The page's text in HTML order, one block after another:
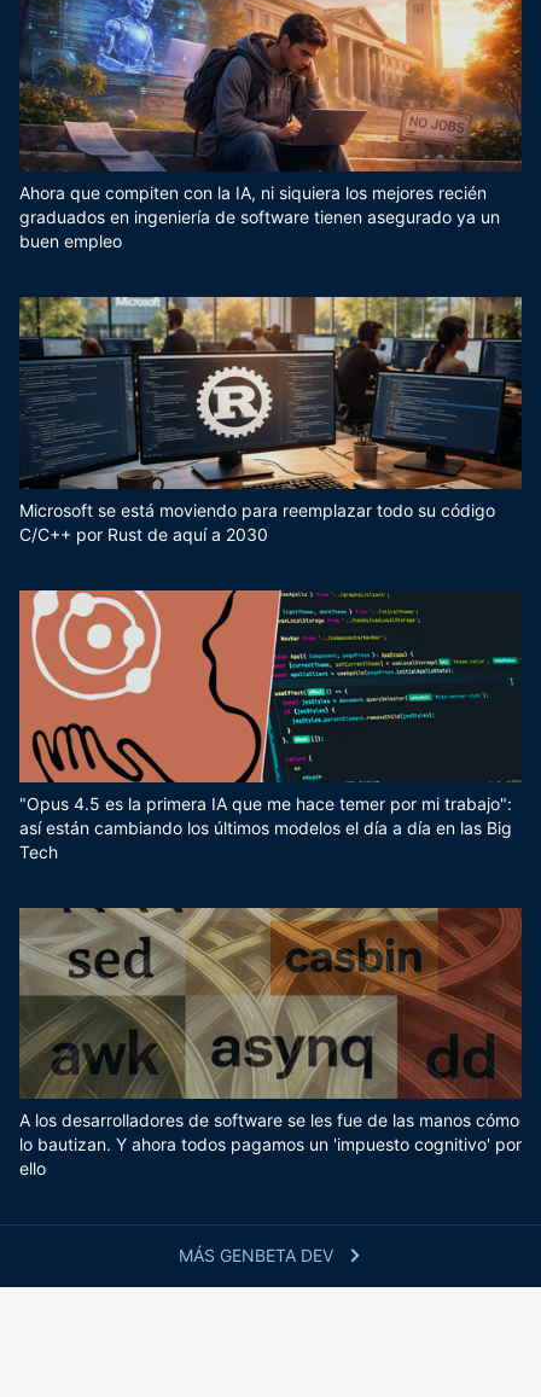
MÁS GENBETA DEV
Ahora que compiten con la IA, ni siquiera los mejores recién
graduados en ingeniería de software tienen asegurado ya un
buen empleo
Microsoft se está moviendo para reemplazar todo su código
C/C++ por Rust de aquí a 2030
"Opus 4.5 es la primera IA que me hace temer por mi trabajo":
así están cambiando los últimos modelos el día a día en las Big
Tech
A los desarrolladores de software se les fue de las manos cómo
lo bautizan. Y ahora todos pagamos un 'impuesto cognitivo' por
ello